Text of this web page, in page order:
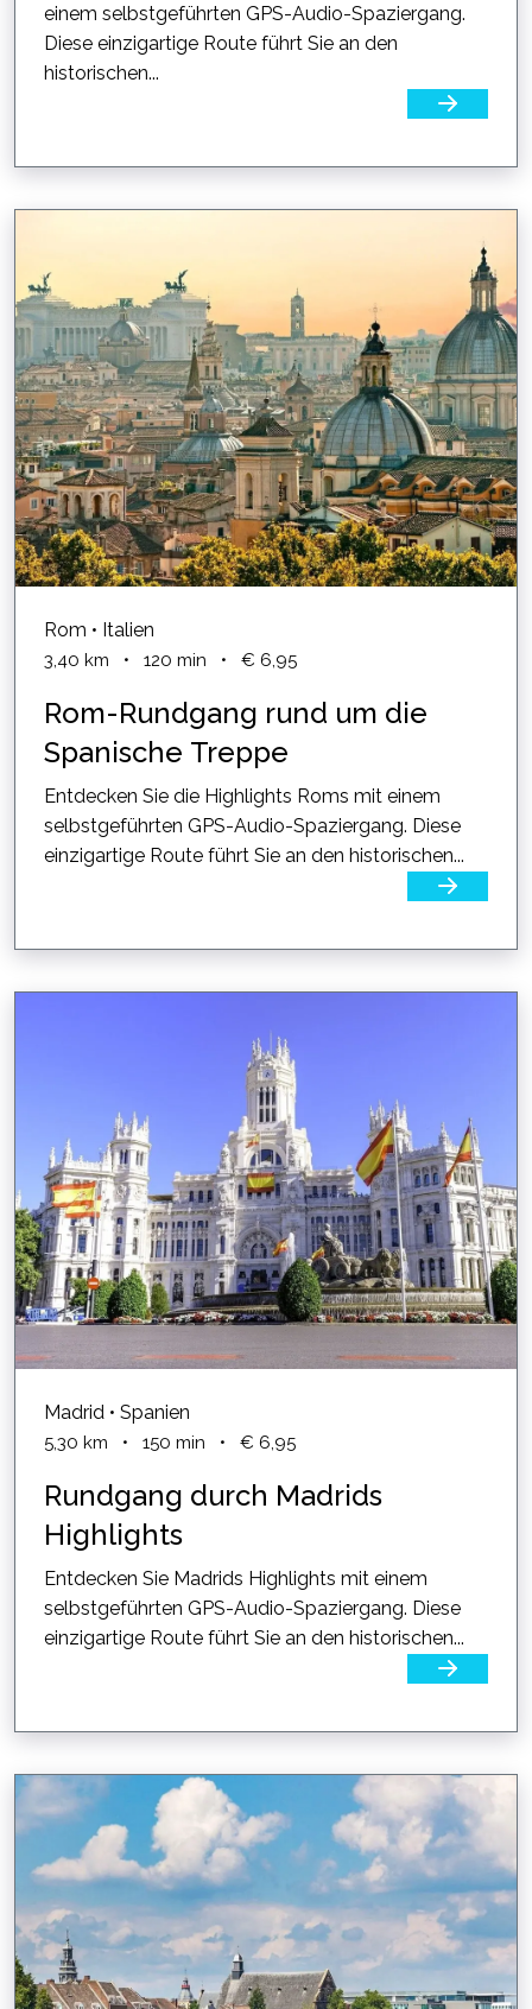
einem selbstgeführten GPS-Audio-Spaziergang.
Diese einzigartige Route führt Sie an den
historischen...
Rom • Italien
3,40 km • 120 min • € 6,95
Rom-Rundgang rund um die
Spanische Treppe
Entdecken Sie die Highlights Roms mit einem
selbstgeführten GPS-Audio-Spaziergang. Diese
einzigartige Route führt Sie an den historischen...
Madrid • Spanien
5,30 km • 150 min • € 6,95
Rundgang durch Madrids
Highlights
Entdecken Sie Madrids Highlights mit einem
selbstgeführten GPS-Audio-Spaziergang. Diese
einzigartige Route führt Sie an den historischen...